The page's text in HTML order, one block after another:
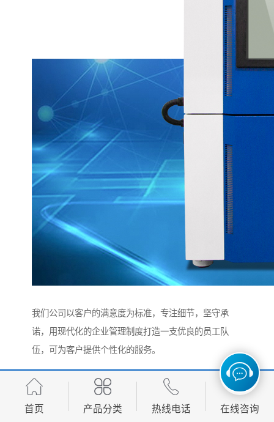
我们公司以客户的满意度为标准，专注细节，坚守承
诺，用现代化的企业管理制度打造一支优良的员工队
伍，可为客户提供个性化的服务。
http://www.lansi01.com
首页 产品分类 热线电话 在线咨询